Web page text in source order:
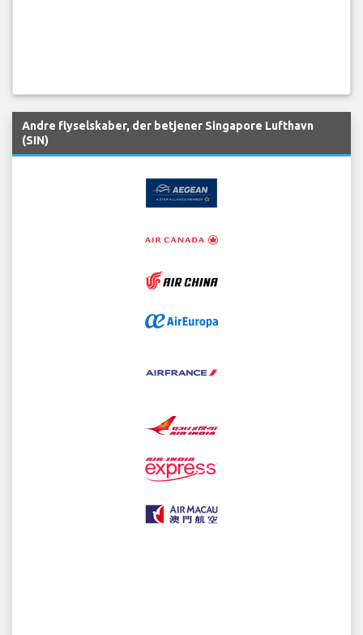
Andre flyselskaber, der betjener Singapore Lufthavn
(SIN)